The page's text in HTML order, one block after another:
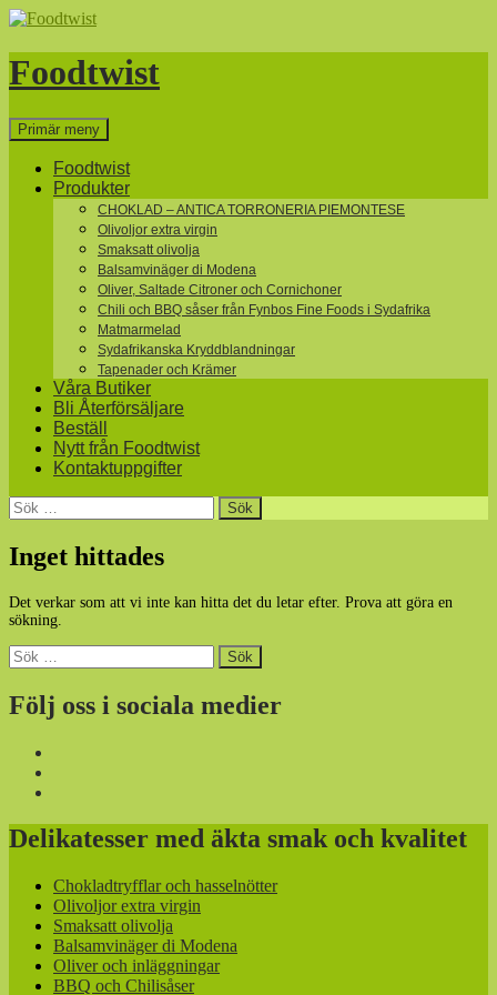
Hoppa
innehåll
Foodtwist
Sök
Primär meny
Foodtwist
Produkter
CHOKLAD – ANTICA TORRONERIA PIEMONTESE
Olivoljor extra virgin
Smaksatt olivolja
Balsamvinäger di Modena
Oliver, Saltade Citroner och Cornichoner
Chili och BBQ såser från Fynbos Fine Foods i Sydafrika
Matmarmelad
Sydafrikanska Kryddblandningar
Tapenader och Krämer
Våra Butiker
Bli Återförsäljare
Beställ
Nytt från Foodtwist
Kontaktuppgifter
Sök
efter:
Inget hittades
Det verkar som att vi inte kan hitta det du letar efter. Prova att göra en
sökning.
Sök
efter:
Följ oss i sociala medier
Delikatesser med äkta smak och kvalitet
Chokladtryfflar och hasselnötter
Olivoljor extra virgin
Smaksatt olivolja
Balsamvinäger di Modena
Oliver och inläggningar
BBQ och Chilisåser